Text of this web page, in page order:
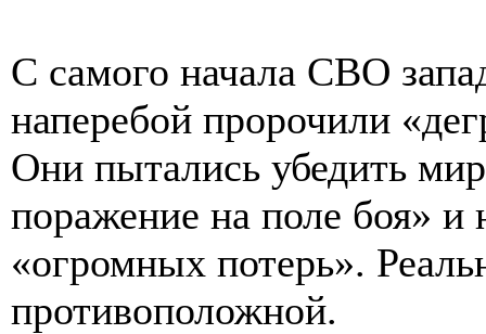
С самого начала СВО
наперебой пророчили
Они пытались убедить
поражение на поле боя» и
«огромных потерь».
противоположной.